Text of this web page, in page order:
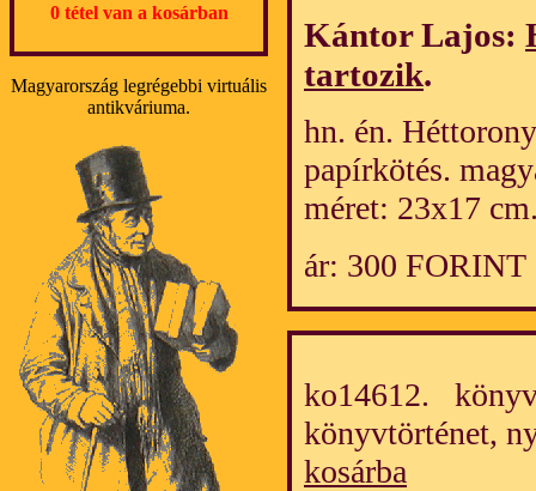
0 tétel van a kosárban
Magyarország legrégebbi virtuális
antikváriuma.
Kántor Lajos:
tartozik.
hn. én.
papírkötés.
méret: 23x17
ár: 300 FORINT
ko14612.
könyvtörténet,
kosárba